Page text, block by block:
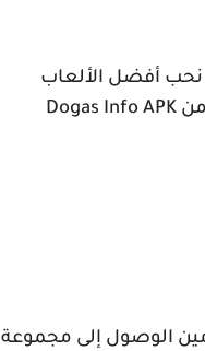
نحب أفضل الألعاب
منDogas Info APK
الوصول إلى مجموعة